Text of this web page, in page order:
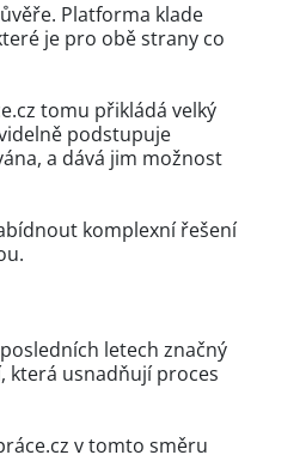
Platforma klade
je pro obě strany co
tomu přikládá velký
podstupuje
a dává jim možnost
komplexní řešení
letech značný
která usnadňují proces
v tomto směru